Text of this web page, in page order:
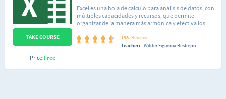
Excel es una hoja de calculo para análisis de datos, con
múltiples capacidades y recursos, que permite
organizar de la manera más armónica y efectiva los
hacer cálculos a partir de fórmulas y funciones; generar
gráficos para representar nuestra información; crear
198 Reviews
Teacher: Wilder Figueroa Restrepo
TAKE COURSE
Price:Free